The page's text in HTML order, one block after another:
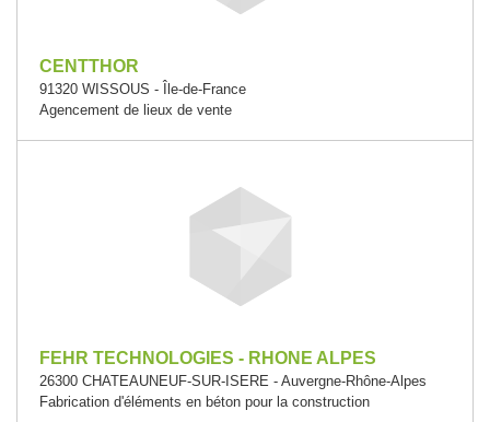
CENTTHOR
91320 WISSOUS - Île-de-France
Agencement de lieux de vente
FEHR TECHNOLOGIES - RHONE ALPES
26300 CHATEAUNEUF-SUR-ISERE - Auvergne-Rhône-Alpes
Fabrication d'éléments en béton pour la construction